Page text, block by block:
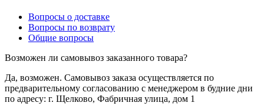
Вопросы о доставке
Вопросы по возврату
Общие вопросы
Возможен ли самовывоз заказанного товара?
Да, возможен. Самовывоз заказа осуществляется по
предварительному согласованию с менеджером в будние дни
по адресу: г. Щелково, Фабричная улица, дом 1